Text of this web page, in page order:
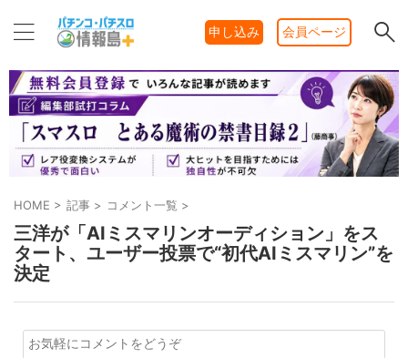
申し込み 会員ページ
HOME > 記事 > コメント一覧 >
三洋が「AIミスマリンオーディション」をス
タート、ユーザー投票で“初代AIミスマリン”を
決定